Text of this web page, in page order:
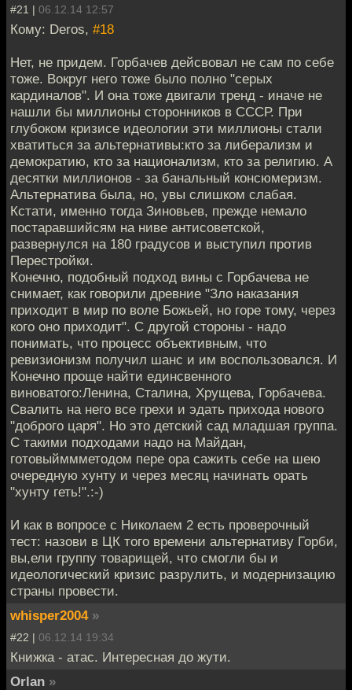
#21 | 06.12.14 12:57
Кому: Deros, #18
Нет, не придем. Горбачев дейсвовал не сам по себе
тоже. Вокруг него тоже было полно "серых
кардиналов". И она тоже двигали тренд - иначе не
нашли бы миллионы сторонников в СССР. При
глубоком кризисе идеологии эти миллионы стали
хватиться за альтернативы:кто за либерализм и
демократию, кто за национализм, кто за религию. А
десятки миллионов - за банальный консюмеризм.
Альтернатива была, но, увы слишком слабая.
Кстати, именно тогда Зиновьев, прежде немало
постаравшийсям на ниве антисоветской,
развернулся на 180 градусов и выступил против
Перестройки.
Конечно, подобный подход вины с Горбачева не
снимает, как говорили древние "Зло наказания
приходит в мир по воле Божьей, но горе тому, через
кого оно приходит". С другой стороны - надо
понимать, что процесс объективным, что
ревизионизм получил шанс и им воспользовался. И
Конечно проще найти единсвенного
виноватого:Ленина, Сталина, Хрущева, Горбачева.
Свалить на него все грехи и эдать прихода нового
"доброго царя". Но это детский сад младшая группа.
С такими подходами надо на Майдан,
готовыйммметодом пере ора сажить себе на шею
очередную хунту и через месяц начинать орать
"хунту геть!".:-)
И как в вопросе с Николаем 2 есть проверочный
тест: назови в ЦК того времени альтернативу Горби,
вы,ели группу товарищей, что смогли бы и
идеологический кризис разрулить, и модернизацию
страны провести.
whisper2004 »
#22 | 06.12.14 19:34
Книжка - атас. Интересная до жути.
Orlan »